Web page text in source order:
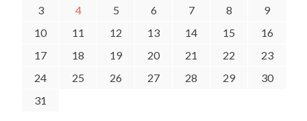
3
4 5 6 7 8
9
10
11 12 13 14 15
16
17
18 19 20 21 22
23
24
25 26 27 28 29
30
31